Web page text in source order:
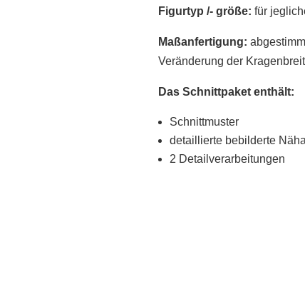
Figurtyp /- größe: für
Maßanfertigung:
Veränderung der
Das Schnittpaket enthält:
Schnittmuster
detaillierte bebilderte
2 Detailverarbeitungen